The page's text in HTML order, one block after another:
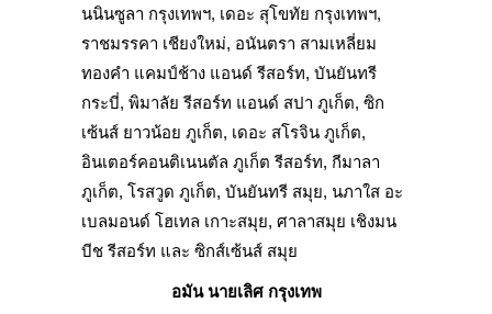
นนินซูลา กรุงเทพฯ, เดอะ สุโขทัย กรุงเทพฯ,
ราชมรรคา เชียงใหม่, อนันตรา สามเหลี่ยม
ทองคำ แคมป์ช้าง แอนด์ รีสอร์ท, บันยันทรี
กระบี่, พิมาลัย รีสอร์ท แอนด์ สปา ภูเก็ต, ซิก
เซ้นส์ ยาวน้อย ภูเก็ต, เดอะ สโรจิน ภูเก็ต,
อินเตอร์คอนติเนนตัล ภูเก็ต รีสอร์ท, กีมาลา
ภูเก็ต, โรสวูด ภูเก็ต, บันยันทรี สมุย, นภาใส อะ
เบลมอนด์ โฮเทล เกาะสมุย, ศาลาสมุย เชิงมน
บีช รีสอร์ท และ ซิกส์เซ้นส์ สมุย
อมัน นายเลิศ กรุงเทพ